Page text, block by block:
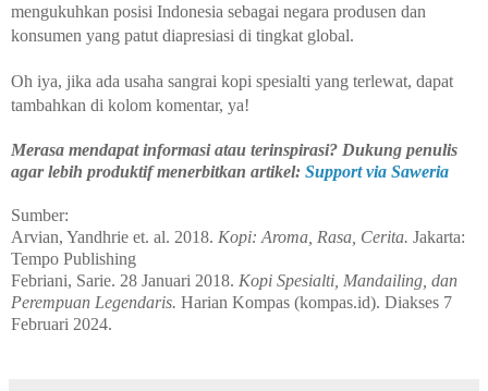
mengukuhkan posisi Indonesia sebagai negara produsen dan
konsumen yang patut diapresiasi di tingkat global.
Oh iya, jika ada usaha sangrai kopi spesialti yang terlewat, dapat
tambahkan di kolom komentar, ya!
Merasa mendapat informasi atau terinspirasi? Dukung penulis
agar lebih produktif menerbitkan artikel: Support via Saweria
Sumber:
Arvian, Yandhrie et. al. 2018. Kopi: Aroma, Rasa, Cerita. Jakarta:
Tempo Publishing
Febriani, Sarie. 28 Januari 2018. Kopi Spesialti, Mandailing, dan
Perempuan Legendaris. Harian Kompas (kompas.id). Diakses 7
Februari 2024.